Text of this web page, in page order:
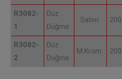
R3082-
1
Düz
Düğme
Saten
R3082-
2
Düz
Düğme
M.Krom